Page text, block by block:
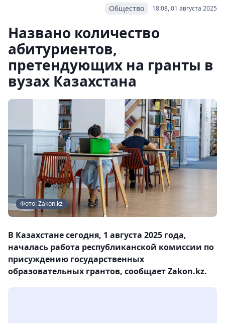
18:08, 01 августа 2025
Общество
Названо количество
абитуриентов,
претендующих на гранты в
вузах Казахстана
Фото: Zakon.kz
В Казахстане сегодня, 1 августа 2025 года,
началась работа республиканской комиссии по
присуждению государственных
образовательных грантов, сообщает Zakon.kz.